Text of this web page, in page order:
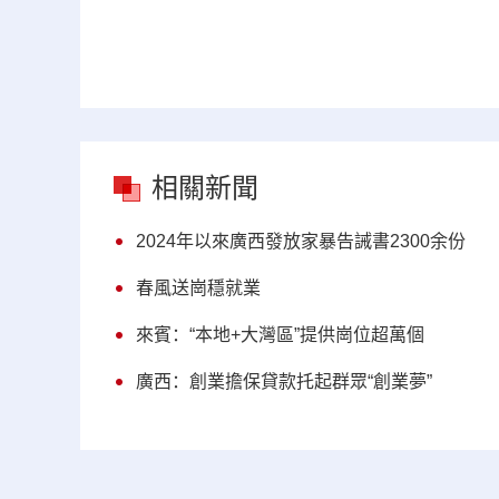
相關新聞
2024年以來廣西發放家暴告誡書2300余份
春風送崗穩就業
來賓：“本地+大灣區”提供崗位超萬個
廣西：創業擔保貸款托起群眾“創業夢”